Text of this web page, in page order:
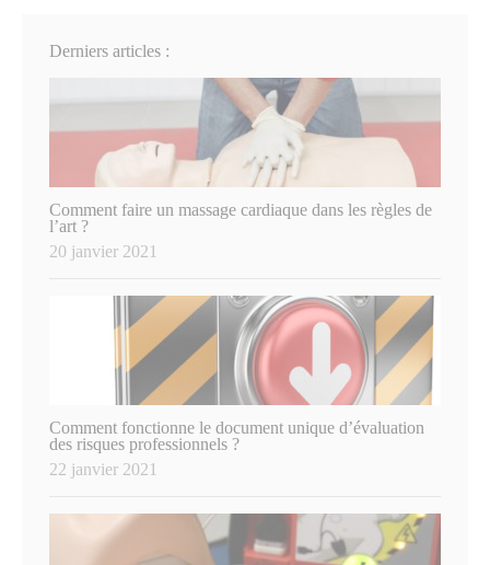
Derniers articles :
Comment faire un massage cardiaque dans les règles de
l’art ?
20 janvier 2021
Comment fonctionne le document unique d’évaluation
des risques professionnels ?
22 janvier 2021